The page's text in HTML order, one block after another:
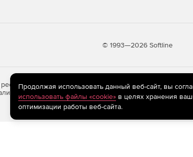
© 1993—2026 Softline
store.softline.ru применяютсярекомендательные
сведений, относящихся к предпочтениям
Продолжая использовать данный веб-сайт, вы
использовать файлы «cookie»в целях хранения
оптимизации работы веб-сайта.